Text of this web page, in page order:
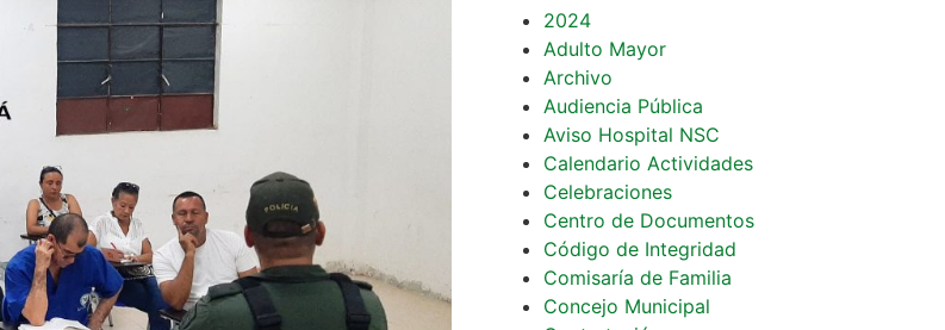
2024
Adulto Mayor
Archivo
Audiencia Pública
Aviso Hospital NSC
Calendario Actividades
Celebraciones
Centro de Documentos
Código de Integridad
Comisaría de Familia
Concejo Municipal